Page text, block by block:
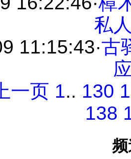
私
11:15:43·古
上一页 1.. 130
138